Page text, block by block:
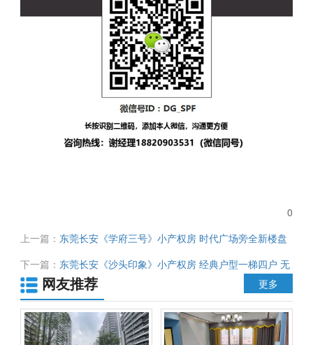
0
上一篇： 东莞长安《学府三号》小产权房 时代广场旁全新楼盘
无条件首付3成起
下一篇： 东莞长安《沙头印象》小产权房 经典户型一梯四户 无
暗房 带停车场 总价43万起 可首付4成分期6年
网友推荐 更多